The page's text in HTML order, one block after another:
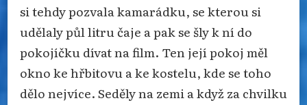
si tehdy pozvala kamarádku, se kterou si
udělaly půl litru čaje a pak se šly k ní do
pokojíčku dívat na film. Ten její pokoj měl
okno ke hřbitovu a ke kostelu, kde se toho
dělo nejvíce. Seděly na zemi a když za chvilku